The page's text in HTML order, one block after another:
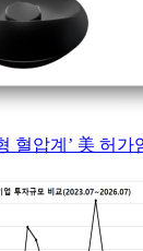
혈압계’ 美 허가